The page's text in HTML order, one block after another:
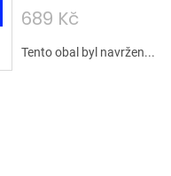
689 Kč
Tento obal byl navržen...